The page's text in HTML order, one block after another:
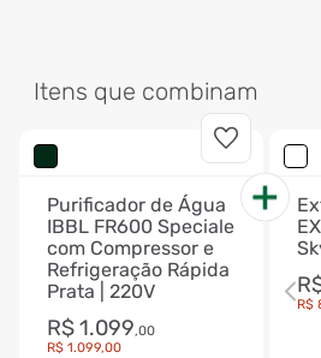
Itens que combinam
Purificador de Água
IBBL FR600 Speciale
com Compressor e
Refrigeração Rápida
Prata | 220V
R$1.099,00
R$ 1.099,00
R$